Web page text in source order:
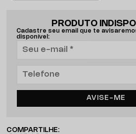
PRODUTO
Cadastre seu email que te
disponível:
AVISE-ME
COMPARTILHE: